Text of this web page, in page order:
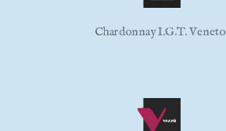
Chardonnay I.G.T. Veneto